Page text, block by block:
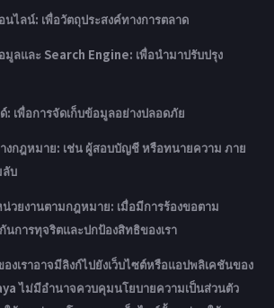
ลน์: เพื่อวัตถุประสงค์ทางการตลาด
มูลและ Search Engine: เพื่อนำมาปรับปรุง
: เพื่อการจัดเก็บข้อมูลอย่างปลอดภัย
งกฎหมาย: เช่น ผู้สอบบัญชี หรือทนายความ ภาย
ลับ
วยงานตามกฎหมาย: เมื่อมีการร้องขอตาม
นการทุจริตและปกป้องสิทธิของเรา
องเราอาจมีลิงก์ไปยังเว็บไซต์หรือแอปพลิเคชันของ
ไม่มีอำนาจควบคุมนโยบายความเป็นส่วนตัว